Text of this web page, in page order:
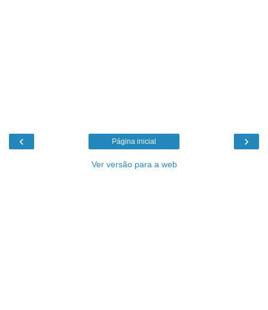
‹ ›
Página inicial
Ver versão para a web